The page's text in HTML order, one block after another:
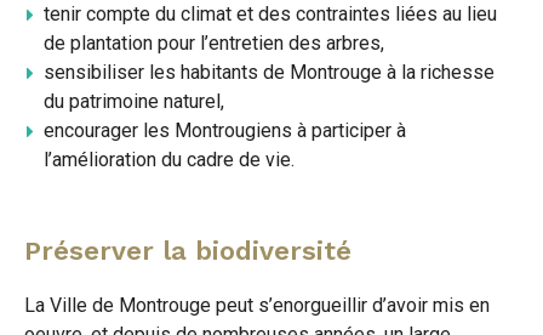
tenir compte du climat et des contraintes liées au lieu
de plantation pour l’entretien des arbres,
sensibiliser les habitants de Montrouge à la richesse
du patrimoine naturel,
encourager les Montrougiens à participer à
l’amélioration du cadre de vie.
Préserver la biodiversité
La Ville de Montrouge peut s’enorgueillir d’avoir mis en